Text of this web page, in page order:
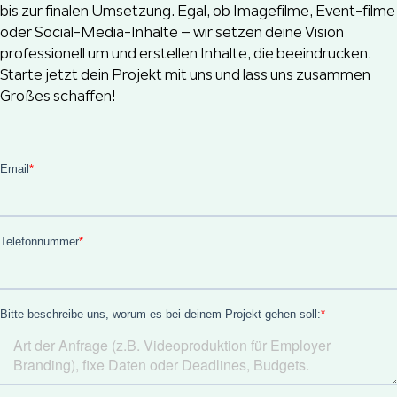
bis zur finalen Umsetzung. Egal, ob Imagefilme, Event-filme
oder Social-Media-Inhalte – wir setzen deine Vision
professionell um und erstellen Inhalte, die beeindrucken.
Starte jetzt dein Projekt mit uns und lass uns zusammen
Großes schaffen!